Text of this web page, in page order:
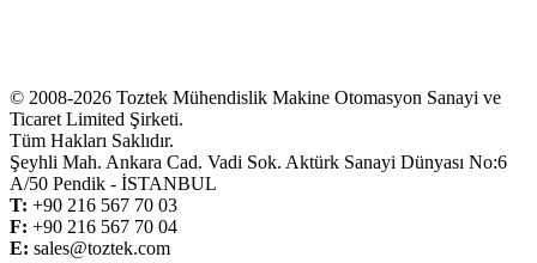
© 2008-2026 Toztek Mühendislik Makine Otomasyon Sanayi ve
Ticaret Limited Şirketi.
Tüm Hakları Saklıdır.
Şeyhli Mah. Ankara Cad. Vadi Sok. Aktürk Sanayi Dünyası No:6
A/50 Pendik - İSTANBUL
T: +90 216 567 70 03
F: +90 216 567 70 04
E: sales@toztek.com